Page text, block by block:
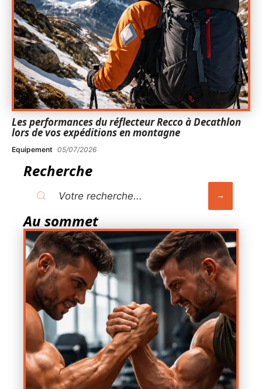
Les performances du réflecteur Recco à Decathlon
lors de vos expéditions en montagne
Equipement 05/07/2026
Recherche
Au sommet